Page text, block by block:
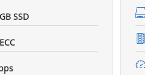
SSD